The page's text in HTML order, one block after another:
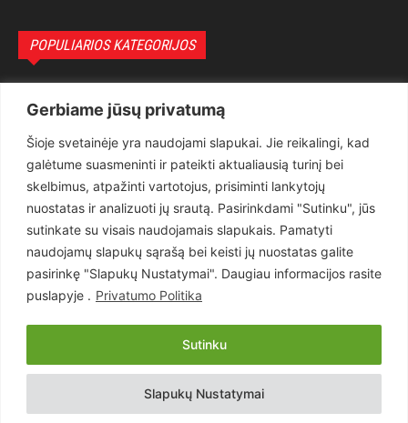
Gerbiame jūsų privatumą
Šioje svetainėje yra naudojami slapukai. Jie reikalingi, kad
galėtume suasmeninti ir pateikti aktualiausią turinį bei
skelbimus, atpažinti vartotojus, prisiminti lankytojų
nuostatas ir analizuoti jų srautą. Pasirinkdami "Sutinku", jūs
sutinkate su visais naudojamais slapukais. Pamatyti
naudojamų slapukų sąrašą bei keisti jų nuostatas galite
pasirinkę "Slapukų Nustatymai". Daugiau informacijos rasite
puslapyje . Privatumo Politika
Slapukų Nustatymai
Sutinku
POPULIARIOS KATEGORIJOS
Teisėsauga
1497
Aktualu
Lietuva
619
Pasaulis
Статьи на русском
Articles in english
Copyright © 2026 UAB „Goruva“. Visos teisės saugomos.